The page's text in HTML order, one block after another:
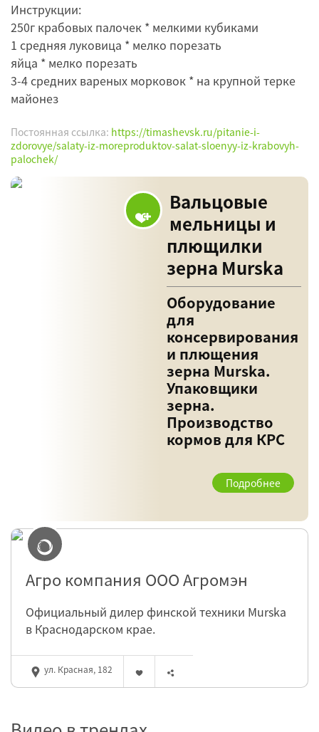
Инструкции:
250г крабовых палочек * мелкими кубиками
1 средняя луковица * мелко порезать
яйца * мелко порезать
3-4 средних вареных морковок * на крупной терке
майонез
Постоянная ссылка: https://timashevsk.ru/pitanie-i-
zdorovye/salaty-iz-moreproduktov-salat-sloenyy-iz-krabovyh-
palochek/
Вальцовые
мельницы и
плющилки
зерна Murska
Оборудование
для
консервирования
и плющения
зерна Murska.
Упаковщики
зерна.
Производство
кормов для КРС
Подробнее
Агро компания ООО Агромэн
Официальный дилер финской техники Murska
в Краснодарском крае.
ул. Красная, 182